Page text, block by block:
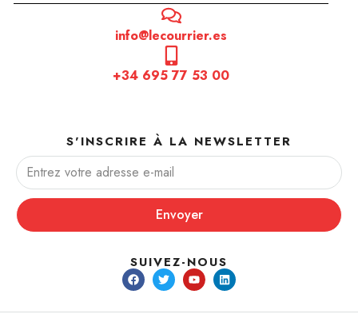
info@lecourrier.es
+34 695 77 53 00
S'INSCRIRE À LA NEWSLETTER
Envoyer
SUIVEZ-NOUS